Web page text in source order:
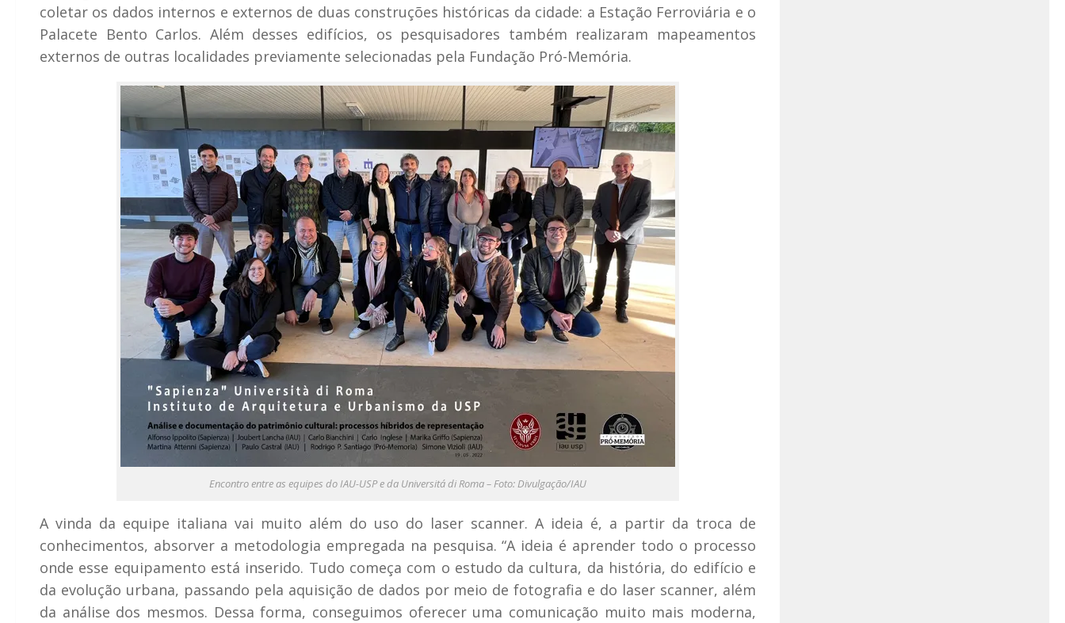
coletar os dados internos e externos de duas construções históricas da cidade: a Estação Ferroviária e o
Palacete Bento Carlos. Além desses edifícios, os pesquisadores também realizaram mapeamentos
externos de outras localidades previamente selecionadas pela Fundação Pró-Memória.
Encontro entre as equipes do IAU-USP e da Universitá di Roma – Foto: Divulgação/IAU
A vinda da equipe italiana vai muito além do uso do laser scanner. A ideia é, a partir da troca de
conhecimentos, absorver a metodologia empregada na pesquisa. “A ideia é aprender todo o processo
onde esse equipamento está inserido. Tudo começa com o estudo da cultura, da história, do edifício e
da evolução urbana, passando pela aquisição de dados por meio de fotografia e do laser scanner, além
da análise dos mesmos. Dessa forma, conseguimos oferecer uma comunicação muito mais moderna,